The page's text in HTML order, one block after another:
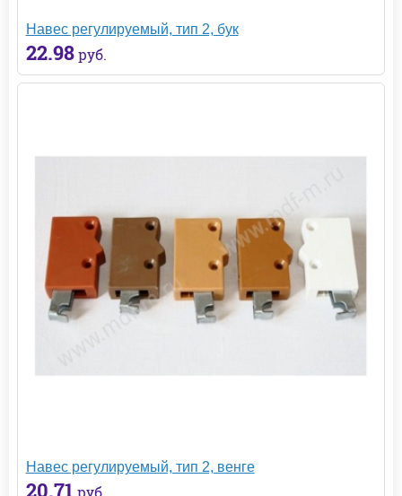
Навес регулируемый, тип 2, бук
22.98 руб.
Навес регулируемый, тип 2, венге
20.71 руб.